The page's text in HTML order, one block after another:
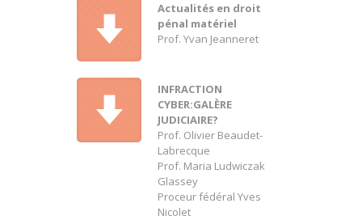
Actualités en droit
pénal matériel
Prof. Yvan Jeanneret
INFRACTION
CYBER:GALÈRE
JUDICIAIRE?
Prof. Olivier Beaudet-
Labrecque
Prof. Maria Ludwiczak
Glassey
Proceur fédéral Yves
Nicolet